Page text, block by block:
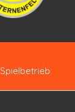
Spielbetrieb